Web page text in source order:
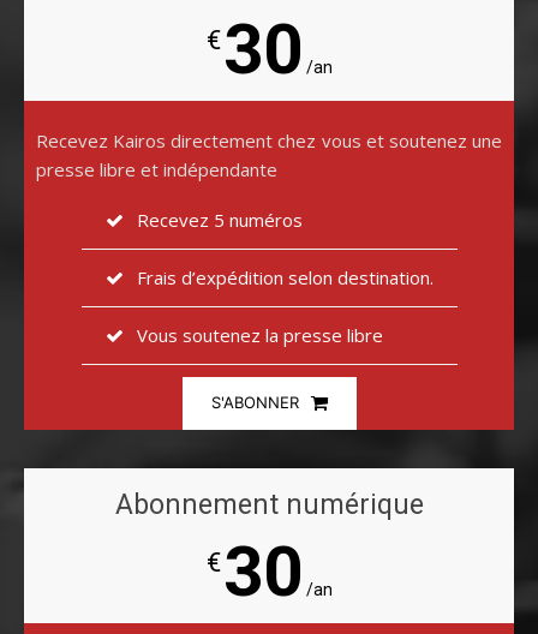
€30 /an
Recevez Kairos directement chez vous et soutenez une
presse libre et indépendante
Recevez 5 numéros
Frais d’expédition selon destination.
Vous soutenez la presse libre
S'ABONNER
Abonnement numérique
€30 /an